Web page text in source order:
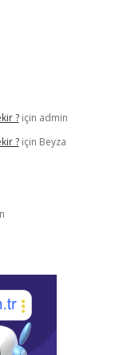
?için admin
?için Beyza